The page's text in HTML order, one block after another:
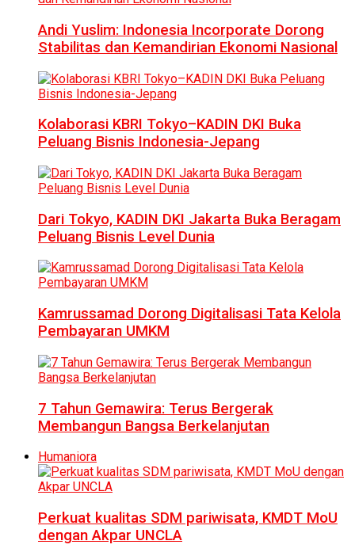
Andi Yuslim: Indonesia Incorporate Dorong
Stabilitas dan Kemandirian Ekonomi Nasional
Kolaborasi KBRI Tokyo–KADIN DKI Buka
Peluang Bisnis Indonesia-Jepang
Dari Tokyo, KADIN DKI Jakarta Buka Beragam
Peluang Bisnis Level Dunia
Kamrussamad Dorong Digitalisasi Tata Kelola
Pembayaran UMKM
7 Tahun Gemawira: Terus Bergerak
Membangun Bangsa Berkelanjutan
Humaniora
Perkuat kualitas SDM pariwisata, KMDT MoU
dengan Akpar UNCLA